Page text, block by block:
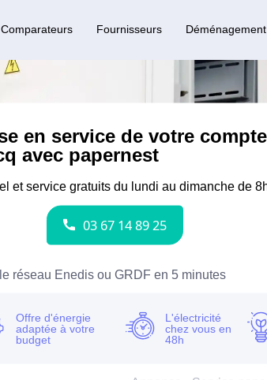
Comparateurs Fournisseurs Déménagement